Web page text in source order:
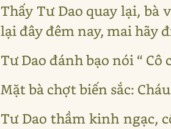
Thấy Tư Dao quay lại,
lại đây đêm nay, mai hãy
Tư Dao đánh bạo nói “ Cô
Mặt bà chợt biến sắc:
Tư Dao thầm kinh ngạc,